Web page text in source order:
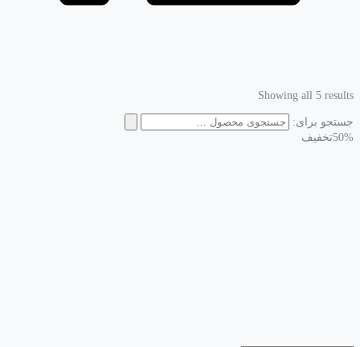
Showing all 5 results
جستجو برای:
50%تخفیف